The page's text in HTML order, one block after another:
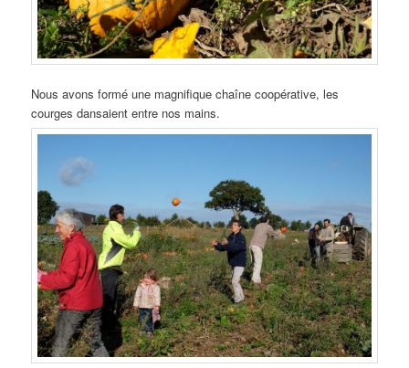
Nous avons formé une magnifique chaîne coopérative, les
courges dansaient entre nos mains.